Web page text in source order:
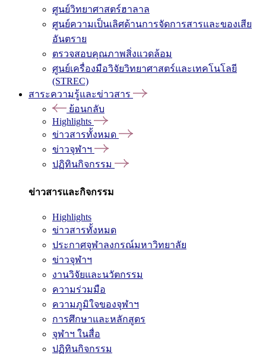
ศูนย์วิทยาศาสตร์ฮาลาล
ศูนย์ความเป็นเลิศด้านการจัดการสารและของเสีย
อันตราย
ตรวจสอบคุณภาพสิ่งแวดล้อม
ศูนย์เครื่องมือวิจัยวิทยาศาสตร์และเทคโนโลยี
(STREC)
สาระความรู้และข่าวสาร
ย้อนกลับ
Highlights
ข่าวสารทั้งหมด
ข่าวจุฬาฯ
ปฏิทินกิจกรรม
ข่าวสารและกิจกรรม
Highlights
ข่าวสารทั้งหมด
ประกาศจุฬาลงกรณ์มหาวิทยาลัย
ข่าวจุฬาฯ
งานวิจัยและนวัตกรรม
ความร่วมมือ
ความภูมิใจของจุฬาฯ
การศึกษาและหลักสูตร
จุฬาฯ ในสื่อ
ปฏิทินกิจกรรม